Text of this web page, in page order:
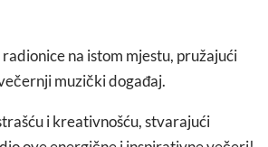
na istom mjestu, pružajući
muzički događaj.
i kreativnošću, stvarajući